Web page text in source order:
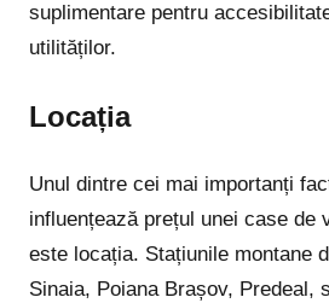
suplimentare pentru
utilităților.
Locația
Unul dintre cei mai importanți
influențează prețul unei case de
este locația. Stațiunile montane
Sinaia, Poiana Brașov, Predeal,